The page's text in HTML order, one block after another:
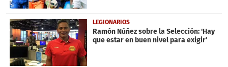
LEGIONARIOS
Ramón Núñez sobre la Selección: 'Hay
que estar en buen nivel para exigir'